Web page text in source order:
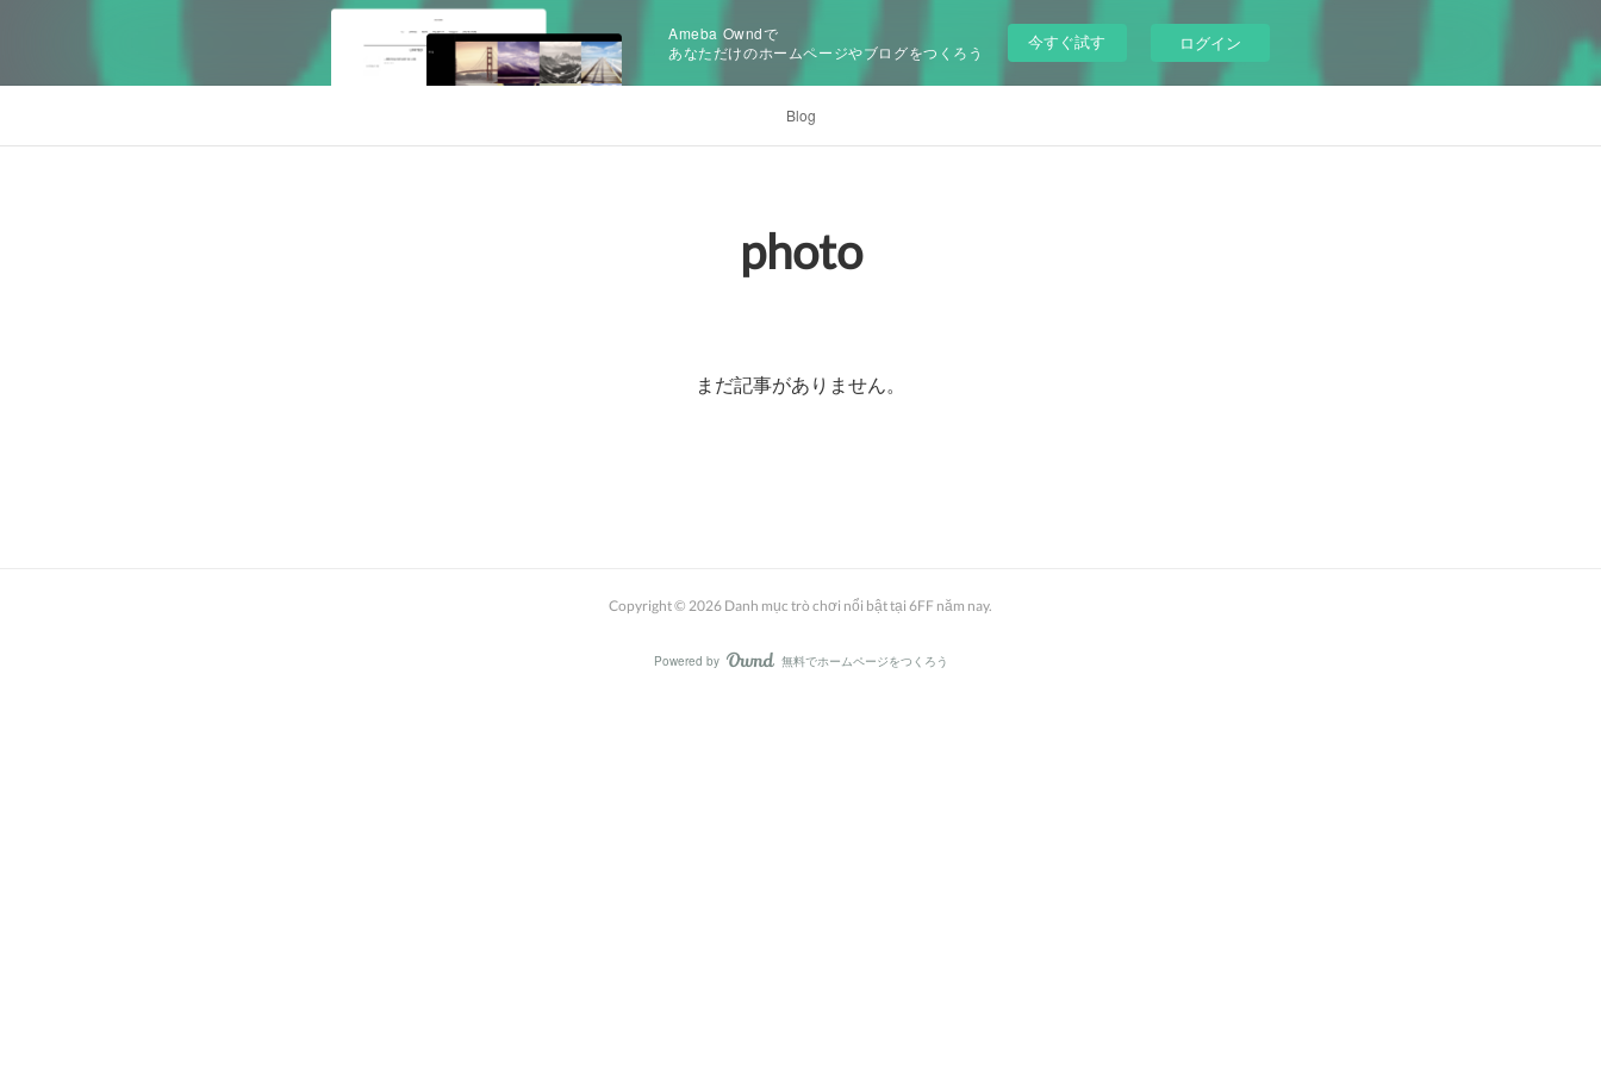
Ameba Owndで
あなただけのホームページやブログをつくろう
今すぐ試す ログイン
Blog
photo
まだ記事がありません。
Copyright © 2026 Danh mục trò chơi nổi bật tại 6FF năm nay.
Powered by AmebaOwnd
無料でホームページをつくろう